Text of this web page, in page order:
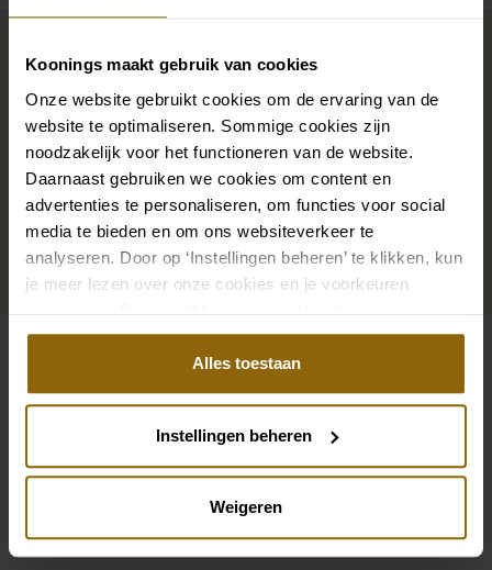
Koonings maakt gebruik van cookies
Onze website gebruikt cookies om de ervaring van de
website te optimaliseren. Sommige cookies zijn
noodzakelijk voor het functioneren van de website.
Daarnaast gebruiken we cookies om content en
advertenties te personaliseren, om functies voor social
media te bieden en om ons websiteverkeer te
analyseren. Door op ‘Instellingen beheren’ te klikken, kun
je meer lezen over onze cookies en je voorkeuren
aanpassen. Door op ‘Alles toestaan’ te klikken, ga je
akkoord met het gebruik van alle cookies.
Alles toestaan
Instellingen beheren
Weigeren
Complete your bridal look
The perfect shoes for under your dress, a necklace
that adorns your neckline, or a hair accessory that
sparkles in the sun: a dress is only complete with
matching accessories. And you will also find them in
our wedding palace.
Go to accessories
Also check out
Milla Nova Jezabelle
Pinterest
Ramona Koonings
Pinterest